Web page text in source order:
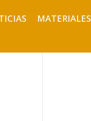
MATERIALES